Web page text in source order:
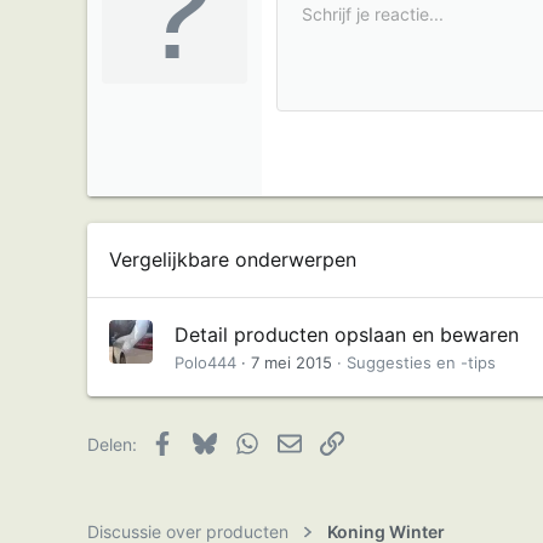
10
18
Fonttype Arial
Times New Roman
Verdana
Doorgehaald
Onderstreept
Inline code
Tabel invoegen
Horizontale lijn invoegen
SpoilerCode
Schrijf je reactie...
Vergelijkbare onderwerpen
Detail producten opslaan en bewaren
Polo444 7 mei 2015 Suggesties en -tips
Delen: Facebook
BlueskyWhatsApp
E-mailLink
Discussie over producten Koning Winter